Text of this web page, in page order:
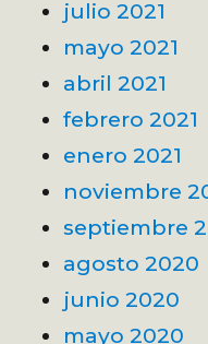
julio 2021
mayo 2021
abril 2021
febrero 2021
enero 2021
noviembre
septiembre
agosto 2020
junio 2020
mayo 2020